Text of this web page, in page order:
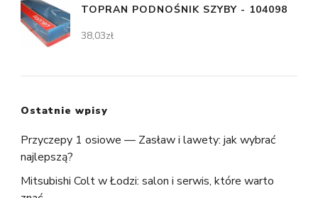
TOPRAN PODNOŚNIK SZYBY - 104098
38,03zł
Ostatnie wpisy
Przyczepy 1 osiowe — Zasław i lawety: jak wybrać
najlepszą?
Mitsubishi Colt w Łodzi: salon i serwis, które warto